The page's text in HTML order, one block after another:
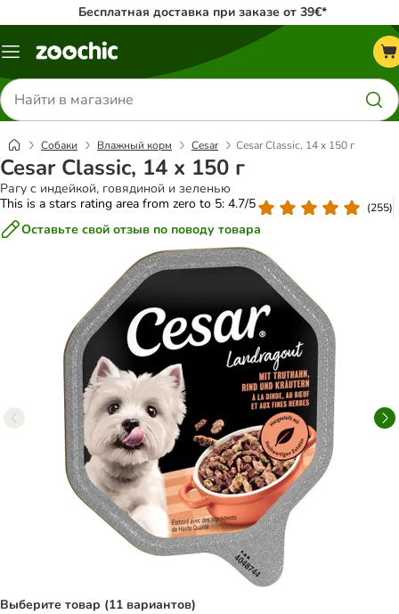
Бесплатная доставка при заказе от 39€*
Каталог
Поиск
товаров
Собаки Влажный корм Cesar Cesar Classic, 14 x 150 г
Cesar Classic, 14 x 150 г
Рагу с индейкой, говядиной и зеленью
This is a stars rating area from zero to 5: 4.7/5
(255)
Оставьте свой отзыв по поводу товара
Выберите товар (11 вариантов)